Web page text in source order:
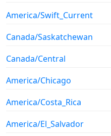
America/Swift_Current
Canada/Saskatchewan
Canada/Central
America/Chicago
America/Costa_Rica
America/El_Salvador